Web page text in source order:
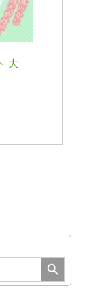
大
Search Button